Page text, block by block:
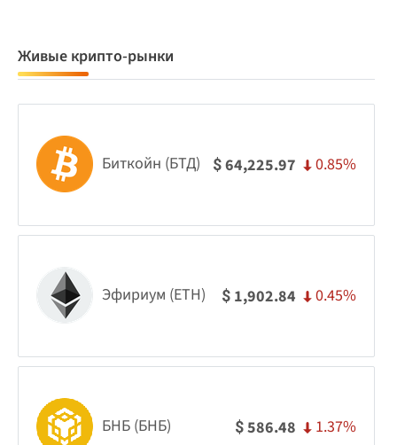
Живые крипто-рынки
Биткойн (БТД) $64,225.97 0.85%
Эфириум (ETH) $ 1,902.84 0.45%
БНБ (БНБ) $586.48 1.37%